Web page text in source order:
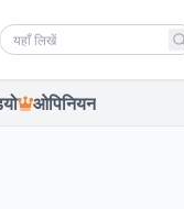
Search news
ओपिनियन